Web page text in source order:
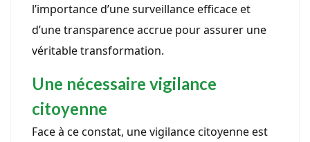
l’importance d’une surveillance efficace et
d’une transparence accrue pour assurer une
véritable transformation.
Une nécessaire vigilance
citoyenne
Face à ce constat, une vigilance citoyenne est